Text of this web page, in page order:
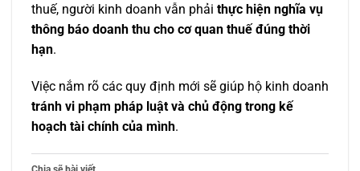
thuế, người kinh doanh vẫn phải thực hiện nghĩa vụ
thông báo doanh thu cho cơ quan thuế đúng thời
hạn.
Việc nắm rõ các quy định mới sẽ giúp hộ kinh doanh
tránh vi phạm pháp luật và chủ động trong kế
hoạch tài chính của mình.